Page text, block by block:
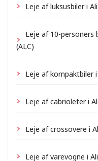
Leje af luksusbiler i
Leje af 10-personers
(ALC)
Leje af kompaktbiler
Leje af cabrioleter i
Leje af crossovere i
Leje af varevogne i